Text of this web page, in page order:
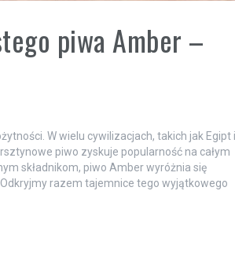
piwa Amber –
W wielu cywilizacjach, takich jak Egipt i
piwo zyskuje popularność na całym
składnikom, piwo Amber wyróżnia się
razem tajemnice tego wyjątkowego